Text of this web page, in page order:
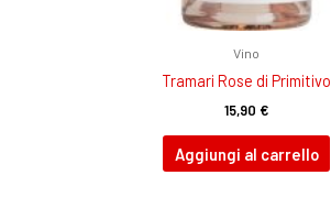
Vino
Tramari Rose di Primitivo
15,90 €
Aggiungi al carrello